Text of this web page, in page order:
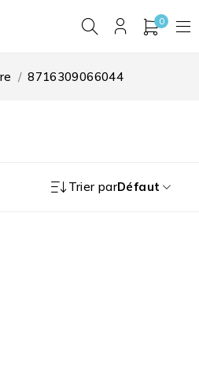
0
/ 8716309066044
Trier parDéfaut